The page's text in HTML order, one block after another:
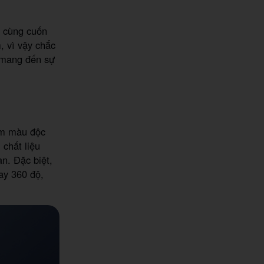
cuốn
vì vậy chắc
đến sự
màu độc
liệu
Đặc biệt,
360 độ,